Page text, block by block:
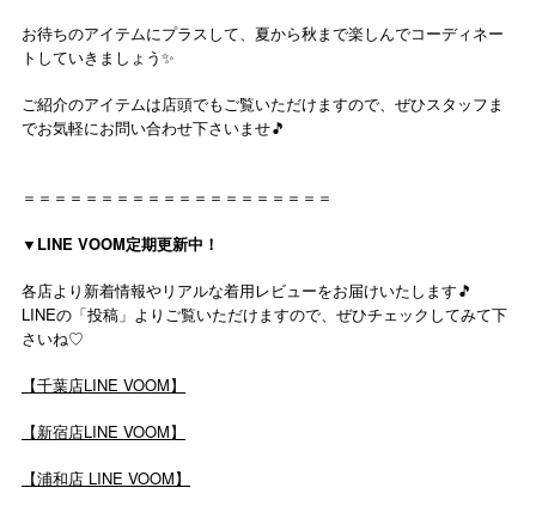
お待ちのアイテムにプラスして、夏から秋まで楽しんでコーディネー
トしていきましょう✨
ご紹介のアイテムは店頭でもご覧いただけますので、ぜひスタッフま
でお気軽にお問い合わせ下さいませ🎵
＝＝＝＝＝＝＝＝＝＝＝＝＝＝＝＝＝＝＝＝
▼LINE VOOM定期更新中！
各店より新着情報やリアルな着用レビューをお届けいたします🎵
LINEの「投稿」よりご覧いただけますので、ぜひチェックしてみて下
さいね♡
【千葉店LINE VOOM】
【新宿店LINE VOOM】
【浦和店 LINE VOOM】